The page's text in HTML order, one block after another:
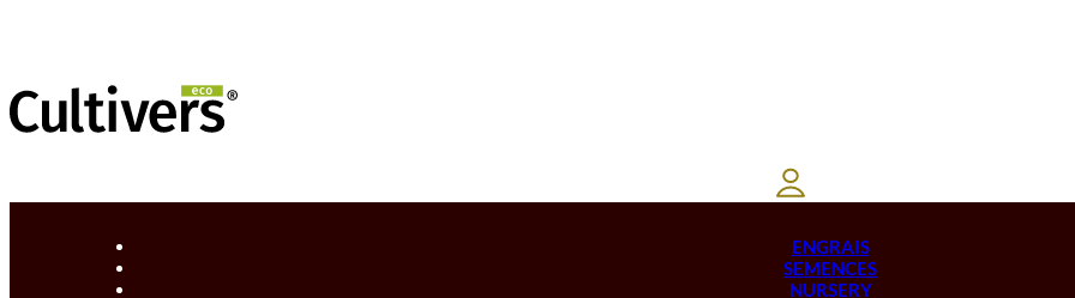
ENGRAIS
SEMENCES
NURSERY